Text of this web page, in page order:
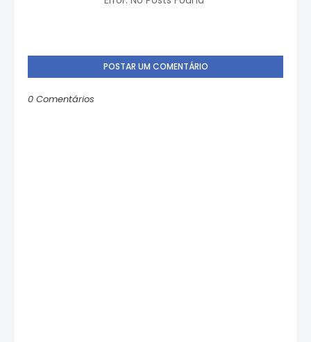
POSTAR UM COMENTÁRIO
0 Comentários